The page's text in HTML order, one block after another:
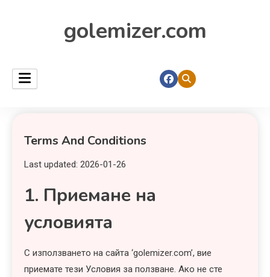
golemizer.com
Terms And Conditions
Last updated: 2026-01-26
1. Приемане на
условията
С използването на сайта ‘golemizer.com’, вие
приемате тези Условия за ползване. Ако не сте